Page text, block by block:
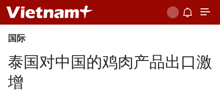
国际
泰国对中国的鸡肉产品出口激
增